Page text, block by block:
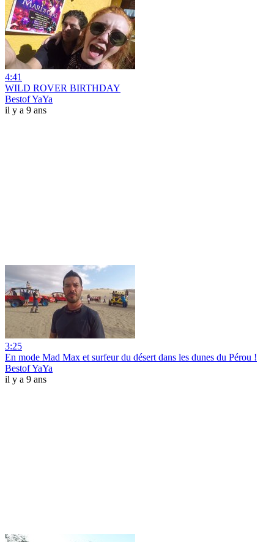
4:41
WILD ROVER BIRTHDAY
Bestof YaYa
il y a 9 ans
3:25
En mode Mad Max et surfeur du désert dans les dunes du Pérou !
Bestof YaYa
il y a 9 ans